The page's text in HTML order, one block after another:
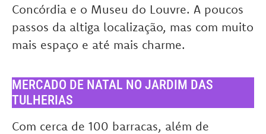
Concórdia e o Museu do Louvre. A poucos
passos da altiga localização, mas com muito
mais espaço e até mais charme.
MERCADO DE NATAL NO JARDIM DAS
TULHERIAS
Com cerca de 100 barracas, além de